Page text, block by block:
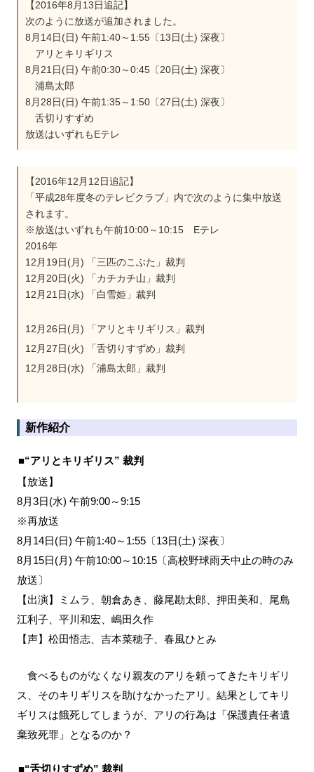
【2016年8月13日追記】
次のように放送が追加されました。
8月14日(日) 午前1:40～1:55〔13日(土) 深夜〕
アリとキリギリス
8月21日(日) 午前0:30～0:45〔20日(土) 深夜〕
浦島太郎
8月28日(日) 午前1:35～1:50〔27日(土) 深夜〕
舌切りすずめ
放送はいずれもEテレ
【2016年12月12日追記】
「平成28年度冬のテレビクラブ」内で次のように集中放送
されます。
※放送はいずれも午前10:00～10:15 Eテレ
2016年
12月19日(月) 「三匹のこぶた」裁判
12月20日(火) 「カチカチ山」裁判
12月21日(水) 「白雪姫」裁判
12月26日(月) 「アリとキリギリス」裁判
12月27日(火) 「舌切りすずめ」裁判
12月28日(水) 「浦島太郎」裁判
新作紹介
■“アリとキリギリス” 裁判
【放送】
8月3日(水) 午前9:00～9:15
※再放送
8月14日(日) 午前1:40～1:55〔13日(土) 深夜〕
8月15日(月) 午前10:00～10:15〔高校野球雨天中止の時のみ
放送〕
【出演】ミムラ、朝倉あき、藤尾勘太郎、押田美和、尾島
江利子、平川和宏、嶋田久作
【声】松田悟志、吉本菜穂子、春風ひとみ
食べるものがなくなり親友のアリを頼ってきたキリギリ
ス、そのキリギリスを助けなかったアリ。結果としてキリ
ギリスは餓死してしまうが、アリの行為は「保護責任者遺
棄致死罪」となるのか？
■“舌切りすずめ” 裁判